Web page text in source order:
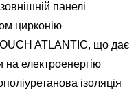
панелі
цирконію
ATLANTIC, що дає
на електроенергію
ізоляція